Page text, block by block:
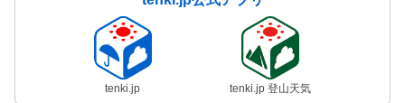
tenki.jp tenki.jp 登山天気